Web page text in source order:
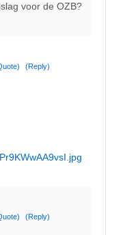
voor de OZB?
(Reply)
(Reply)